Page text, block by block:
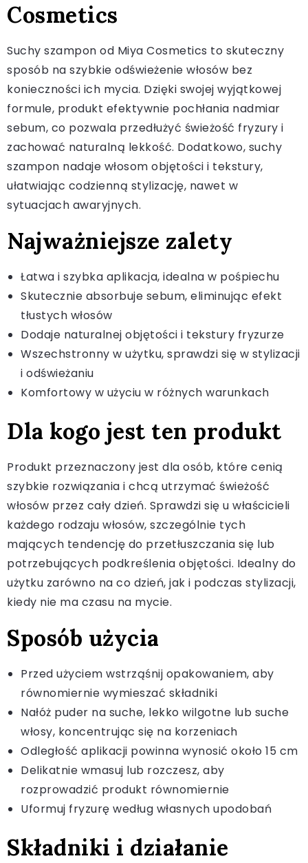
Cosmetics
Suchy szampon od Miya Cosmetics to skuteczny
sposób na szybkie odświeżenie włosów bez
konieczności ich mycia. Dzięki swojej wyjątkowej
formule, produkt efektywnie pochłania nadmiar
sebum, co pozwala przedłużyć świeżość fryzury i
zachować naturalną lekkość. Dodatkowo, suchy
szampon nadaje włosom objętości i tekstury,
ułatwiając codzienną stylizację, nawet w
sytuacjach awaryjnych.
Najważniejsze zalety
Łatwa i szybka aplikacja, idealna w pośpiechu
Skutecznie absorbuje sebum, eliminując efekt
tłustych włosów
Dodaje naturalnej objętości i tekstury fryzurze
Wszechstronny w użytku, sprawdzi się w stylizacji
i odświeżaniu
Komfortowy w użyciu w różnych warunkach
Dla kogo jest ten produkt
Produkt przeznaczony jest dla osób, które cenią
szybkie rozwiązania i chcą utrzymać świeżość
włosów przez cały dzień. Sprawdzi się u właścicieli
każdego rodzaju włosów, szczególnie tych
mających tendencję do przetłuszczania się lub
potrzebujących podkreślenia objętości. Idealny do
użytku zarówno na co dzień, jak i podczas stylizacji,
kiedy nie ma czasu na mycie.
Sposób użycia
Przed użyciem wstrząśnij opakowaniem, aby
równomiernie wymieszać składniki
Nałóż puder na suche, lekko wilgotne lub suche
włosy, koncentrując się na korzeniach
Odległość aplikacji powinna wynosić około 15 cm
Delikatnie wmasuj lub rozczesz, aby
rozprowadzić produkt równomiernie
Uformuj fryzurę według własnych upodobań
Składniki i działanie